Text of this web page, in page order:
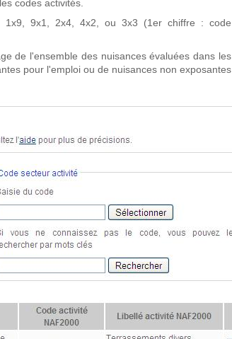
codes activités.
9x1, 2x4, 4x2, ou 3x3 (1er chiffre : code
de l'ensemble des nuisances évaluées dans les
pour l'emploi ou de nuisances non exposantes